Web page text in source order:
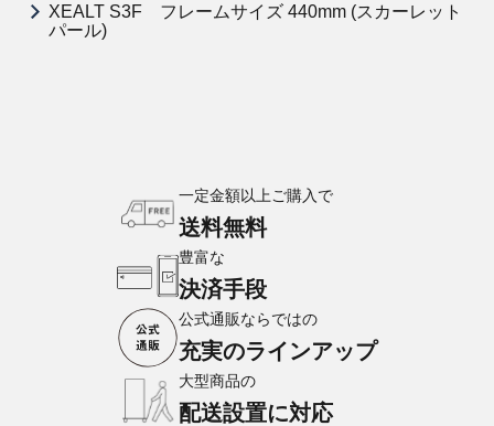
XEALT S3F フレームサイズ 440mm (スカーレット
パール)
一定金額以上ご購入で
送料無料
豊富な
決済手段
公式通販ならではの
充実のラインアップ
大型商品の
配送設置に対応